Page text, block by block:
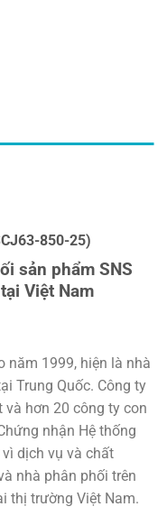
850-25)
sản phẩm SNS
Việt Nam
năm 1999, hiện là nhà
Trung Quốc. Công ty
và hơn 20 công ty con
nhận Hệ thống
dịch vụ và chất
nhà phân phối trên
thị trường Việt Nam.